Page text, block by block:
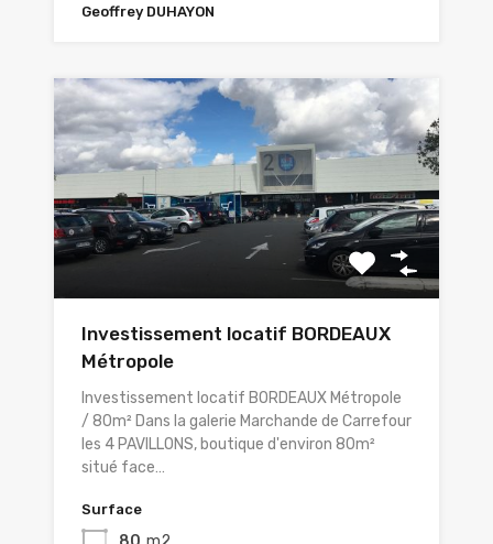
Geoffrey DUHAYON
Investissement locatif BORDEAUX
Métropole
Investissement locatif BORDEAUX Métropole
/ 80m² Dans la galerie Marchande de Carrefour
les 4 PAVILLONS, boutique d'environ 80m²
situé face…
Surface